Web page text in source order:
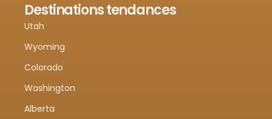
Destinations tendances
Utah
Wyoming
Colorado
Washington
Alberta